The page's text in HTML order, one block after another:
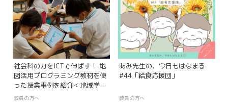
社会科の力をICTで伸ばす！ 地
図活用プログラミング教材を使
った授業事例を紹介＜地域学習
＞
教員の方へ
あみ先生の、今日もはなまる
#44「給食応援団」
教員の方へ